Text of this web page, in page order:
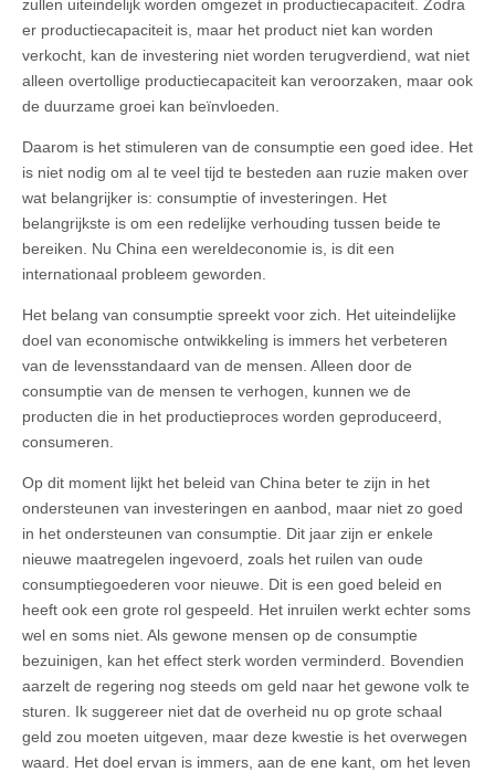
zullen uiteindelijk worden omgezet in productiecapaciteit. Zodra
er productiecapaciteit is, maar het product niet kan worden
verkocht, kan de investering niet worden terugverdiend, wat niet
alleen overtollige productiecapaciteit kan veroorzaken, maar ook
de duurzame groei kan beïnvloeden.
Daarom is het stimuleren van de consumptie een goed idee. Het
is niet nodig om al te veel tijd te besteden aan ruzie maken over
wat belangrijker is: consumptie of investeringen. Het
belangrijkste is om een redelijke verhouding tussen beide te
bereiken. Nu China een wereldeconomie is, is dit een
internationaal probleem geworden.
Het belang van consumptie spreekt voor zich. Het uiteindelijke
doel van economische ontwikkeling is immers het verbeteren
van de levensstandaard van de mensen. Alleen door de
consumptie van de mensen te verhogen, kunnen we de
producten die in het productieproces worden geproduceerd,
consumeren.
Op dit moment lijkt het beleid van China beter te zijn in het
ondersteunen van investeringen en aanbod, maar niet zo goed
in het ondersteunen van consumptie. Dit jaar zijn er enkele
nieuwe maatregelen ingevoerd, zoals het ruilen van oude
consumptiegoederen voor nieuwe. Dit is een goed beleid en
heeft ook een grote rol gespeeld. Het inruilen werkt echter soms
wel en soms niet. Als gewone mensen op de consumptie
bezuinigen, kan het effect sterk worden verminderd. Bovendien
aarzelt de regering nog steeds om geld naar het gewone volk te
sturen. Ik suggereer niet dat de overheid nu op grote schaal
geld zou moeten uitgeven, maar deze kwestie is het overwegen
waard. Het doel ervan is immers, aan de ene kant, om het leven